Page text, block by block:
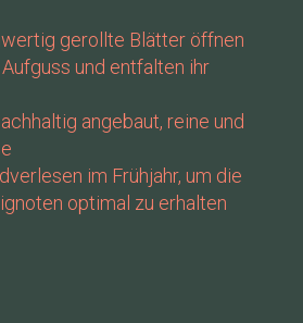
gerollte Blätter öffnen
und entfalten ihr
angebaut, reine und
im Frühjahr, um die
optimal zu erhalten